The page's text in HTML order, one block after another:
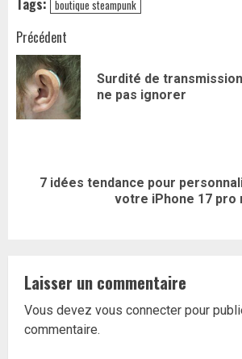
Tags: boutique steampunk
Navigation
d’article
Précédent
Surdité de
ne pas ignorer
Article7 idées tendance pour
votre iPhone 17 pro
Laisser un commentaire
Vous devez vous connecter pour
commentaire.